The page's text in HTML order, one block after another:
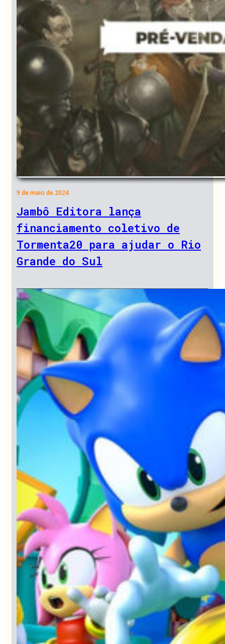
9 de maio de 2024
Jambô Editora lança
financiamento coletivo de
Tormenta20 para ajudar o Rio
Grande do Sul